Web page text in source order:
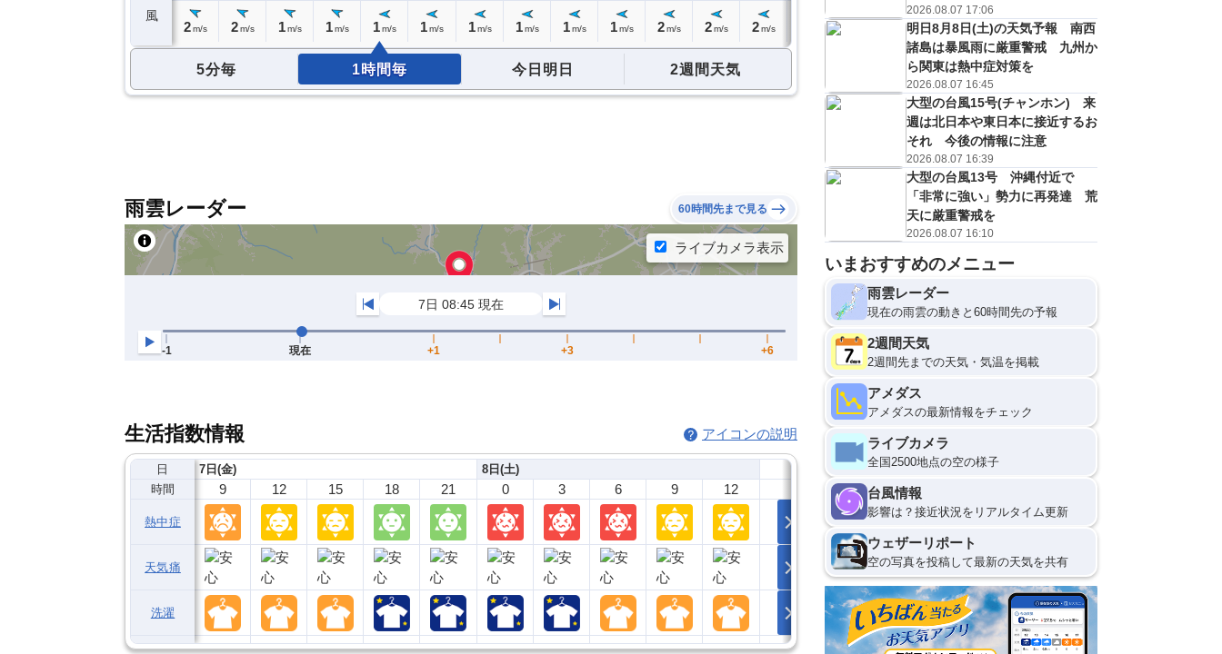
風
2 m/s 2 m/s 1 m/s 1 m/s 1 m/s 1m/s 1 m/s 1 m/s 1 m/s 1 m/s 2 m/s 2 m/s 2 m/s m/s 3 m/s 3m/s 3m/s 3m/s
5分毎 1時間毎 今日明日 2週間天気
雨雲レーダー 60時間先まで見る
生活指数情報 アイコンの説明
日
時間
熱中症
天気痛
洗濯
7日(金)
9 12 15 18 21
8日(土)
0 3 6 9 12
2026.08.07 17:06
明日8月8日(土)の天気予報 南西
諸島は暴風雨に厳重警戒 九州か
ら関東は熱中症対策を
2026.08.07 16:45
大型の台風15号(チャンホン) 来
週は北日本や東日本に接近するお
それ 今後の情報に注意
2026.08.07 16:39
大型の台風13号 沖縄付近で
「非常に強い」勢力に再発達 荒
天に厳重警戒を
2026.08.07 16:10
いまおすすめのメニュー
雨雲レーダー
現在の雨雲の動きと60時間先の予報
2週間天気
2週間先までの天気・気温を掲載
アメダス
アメダスの最新情報をチェック
ライブカメラ
全国2500地点の空の様子
台風情報
影響は？接近状況をリアルタイム更新
ウェザーリポート
空の写真を投稿して最新の天気を共有